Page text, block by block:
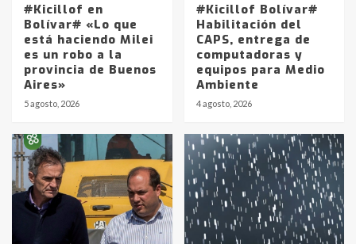
#Kicillof en
Bolívar# «Lo que
está haciendo Milei
es un robo a la
provincia de Buenos
Aires»
5 agosto, 2026
#Kicillof Bolívar#
Habilitación del
CAPS, entrega de
computadoras y
equipos para Medio
Ambiente
4 agosto, 2026
Identidad de los adolescentes
pampeanos que fueron
protagonistas del fatal accidente
en la mañana del lunes